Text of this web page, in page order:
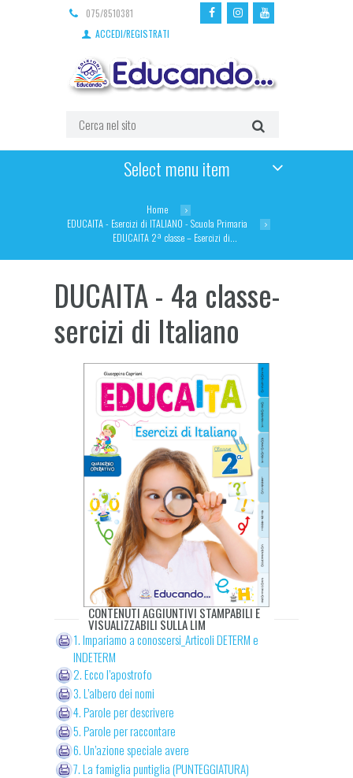
075/8510381
ACCEDI/REGISTRATI
Select menu item
Home
EDUCAITA - Esercizi di ITALIANO - Scuola Primaria
EDUCAITA 2ª classe – Esercizi di...
EDUCAITA - 4a classe-
Esercizi di Italiano
CONTENUTI AGGIUNTIVI STAMPABILI E
VISUALIZZABILI SULLA LIM
1. Impariamo a conoscersi_Articoli DETERM e
INDETERM
2. Ecco l’apostrofo
3. L’albero dei nomi
4. Parole per descrivere
5. Parole per raccontare
6. Un’azione speciale avere
7. La famiglia puntiglia (PUNTEGGIATURA)